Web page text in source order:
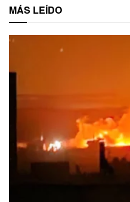
MÁS LEÍDO